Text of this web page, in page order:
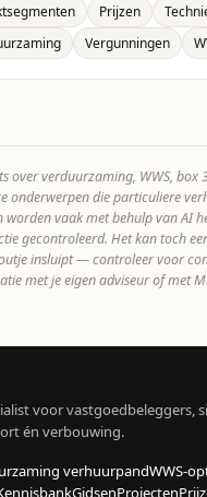
Prijzen
Vergunningen
over verduurzaming, WWS, box
onderwerpen die particuliere
worden vaak met behulp van AI
gecontroleerd. Het kan toch
insluipt — controleer voor
met je eigen adviseur of met
voor vastgoedbeleggers,
én verbouwing.
verhuurpandWWS-
GidsenProjecten